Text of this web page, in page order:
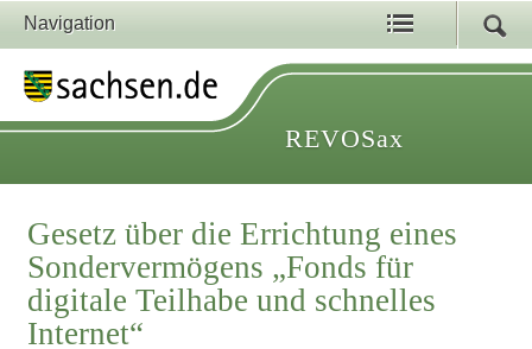
Navigation
REVOSax
Gesetz über die Errichtung eines
Sondervermögens „Fonds für
digitale Teilhabe und schnelles
Internet“